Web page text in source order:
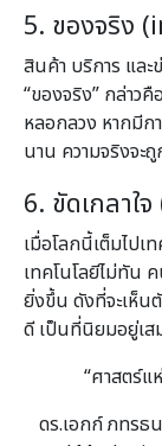
5. ของจริง
สินค้า บริการ แล
“ของจริง” กล่าว
หลอกลวง หากมีก
นาน ความจริงจะ
6. ขัดเกลา
เมื่อโลกนี้เต็มไปเ
เทคโนโลยีไม่ทัน
ยิ่งขึ้น ดังที่จะเห็น
ดี เป็นที่นิยมอยู่เส
“ศาสตร์แ
ดร.เอกก์ ภทร